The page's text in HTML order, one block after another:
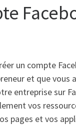
un compte
et que vous
entreprise sur
vos
pages et vos